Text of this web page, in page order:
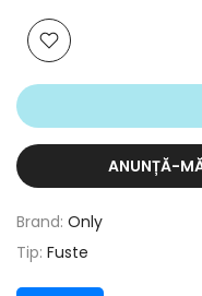
ANUNȚĂ-
Brand: Only
Tip: Fuste